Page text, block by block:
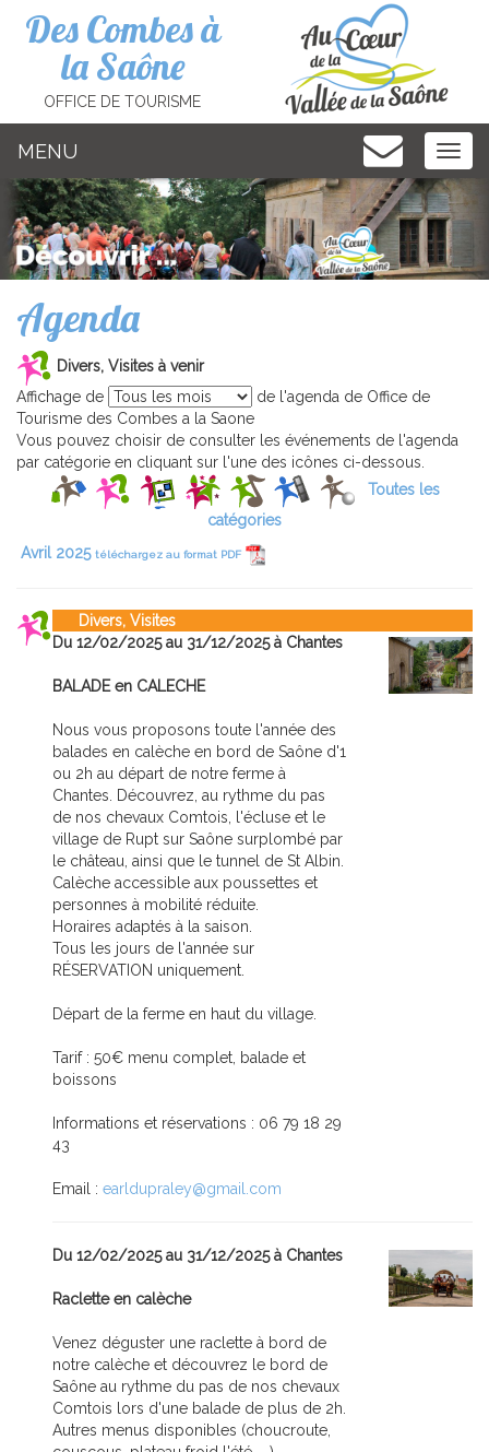
Des Combes à
la Saône
OFFICE DE TOURISME
MENU
Agenda
Divers, Visites à venir
Affichage de
de l'agenda de Office de
Tourisme des Combes a la Saone
Vous pouvez choisir de consulter les événements de l'agenda
par catégorie en cliquant sur l'une des icônes ci-dessous.
Toutes les
catégories
Avril 2025 téléchargez au format PDF
Divers, Visites
Du 12/02/2025 au 31/12/2025 à Chantes
BALADE en CALECHE
Nous vous proposons toute l'année des
balades en calèche en bord de Saône d'1
ou 2h au départ de notre ferme à
Chantes. Découvrez, au rythme du pas
de nos chevaux Comtois, l'écluse et le
village de Rupt sur Saône surplombé par
le château, ainsi que le tunnel de St Albin.
Calèche accessible aux poussettes et
personnes à mobilité réduite.
Horaires adaptés à la saison.
Tous les jours de l'année sur
RÉSERVATION uniquement.
Départ de la ferme en haut du village.
Tarif : 50€ menu complet, balade et
boissons
Informations et réservations : 06 79 18 29
43
Email : earldupraley@gmail.com
Du 12/02/2025 au 31/12/2025 à Chantes
Raclette en calèche
Venez déguster une raclette à bord de
notre calèche et découvrez le bord de
Saône au rythme du pas de nos chevaux
Comtois lors d'une balade de plus de 2h.
Autres menus disponibles (choucroute,